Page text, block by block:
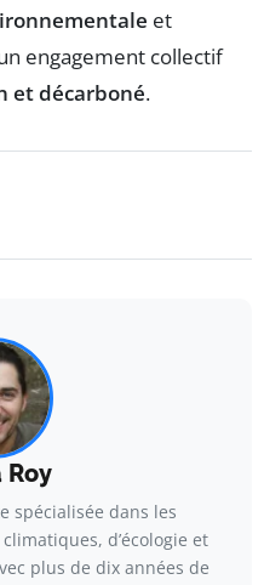
et
engagement collectif
et décarboné.
Roy
spécialisée dans les
d’écologie et
plus de dix années de